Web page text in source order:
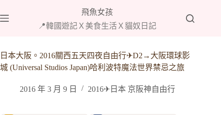
至
內
容
飛魚女孩
📍韓國遊記Ｘ美食生活Ｘ貓奴日記
日本大阪。2016關西五天四夜自由行✈D2→大阪環球影
城 (Universal Studios Japan)哈利波特魔法世界禁忌之旅
2016 年 3 月 9 日 2016✈日本 京阪神自由行